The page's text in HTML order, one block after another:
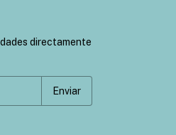
directamente